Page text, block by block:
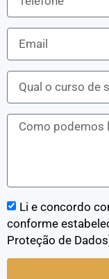
Li e concordo
conforme
Proteção de